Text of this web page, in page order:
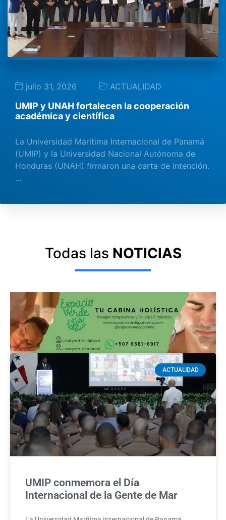
julio 31, 2026 ACTUALIDAD
UMIP y UNAH fortalecen la cooperación
académica y científica
La Universidad Marítima Internacional de Panamá
(UMIP) y la Universidad Nacional Autónoma de
Honduras (UNAH) firmaron una carta de intención.
…
Todas las NOTICIAS
ACTUALIDAD
UMIP conmemora el Día
Internacional de la Gente de Mar